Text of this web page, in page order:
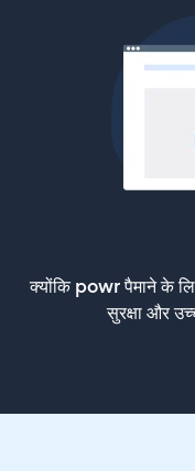
क्योंकि powr पैमाने के
सुरक्षा और